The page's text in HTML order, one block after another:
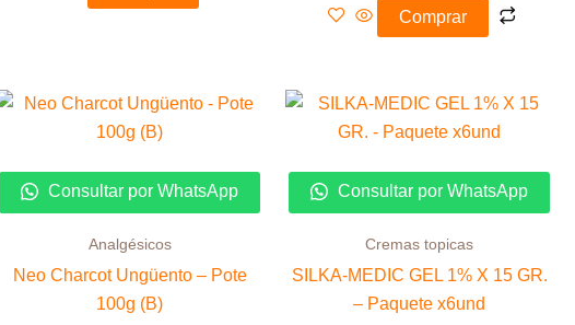
Comprar
Consultar por WhatsApp
Analgésicos
Neo Charcot Ungüento – Pote
100g (B)
Consultar por WhatsApp
Cremas topicas
SILKA-MEDIC GEL 1% X 15 GR.
– Paquete x6und